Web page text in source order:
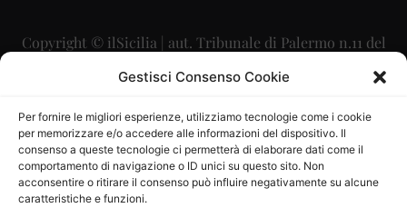
Gestisci Consenso Cookie
Per fornire le migliori esperienze, utilizziamo tecnologie come i cookie
per memorizzare e/o accedere alle informazioni del dispositivo. Il
consenso a queste tecnologie ci permetterà di elaborare dati come il
comportamento di navigazione o ID unici su questo sito. Non
acconsentire o ritirare il consenso può influire negativamente su alcune
caratteristiche e funzioni.
Copyright © ilSicilia | aut. Tribunale di Palermo n.11 del
29/09/2015
Direttore Editoriale: Maurizio Scaglione
Direttore Responsabile: Maria Calabrese